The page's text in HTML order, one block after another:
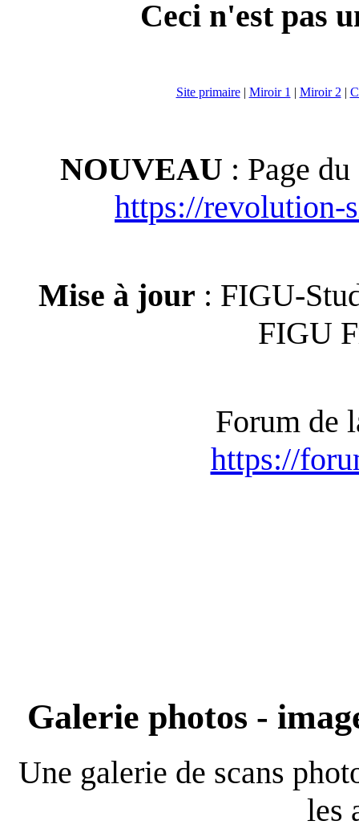
Ceci n'est pas
Site primaire| Miroir 1 | Miroir 2 |
NOUVEAU : Page
https://revolution-
Mise à jour : FIGU-
FIGU
Forum de
https://
Galerie photos -
Une galerie de scans
les